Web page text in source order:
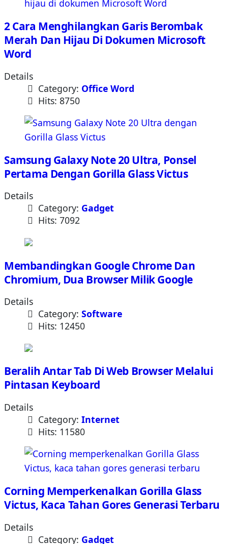
2 Cara Menghilangkan Garis Berombak
Merah Dan Hijau Di Dokumen Microsoft
Word
Details
Category: Office Word
Hits: 8750
Samsung Galaxy Note 20 Ultra, Ponsel
Pertama Dengan Gorilla Glass Victus
Details
Category: Gadget
Hits: 7092
Membandingkan Google Chrome Dan
Chromium, Dua Browser Milik Google
Details
Category: Software
Hits: 12450
Beralih Antar Tab Di Web Browser Melalui
Pintasan Keyboard
Details
Category: Internet
Hits: 11580
Corning Memperkenalkan Gorilla Glass
Victus, Kaca Tahan Gores Generasi Terbaru
Details
Category: Gadget